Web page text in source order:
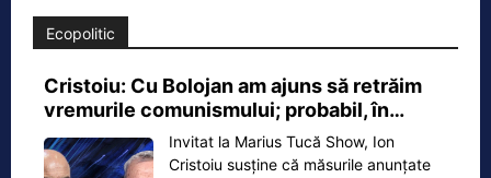
Ecopolitic
Cristoiu: Cu Bolojan am ajuns să retrăim
vremurile comunismului; probabil, în…
Invitat la Marius Tucă Show, Ion
Cristoiu susține că măsurile anunțate